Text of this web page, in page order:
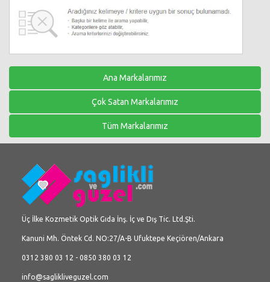
Ana Markalarımız
Çok Satan Markalarımız
Tüm Markalarımız
Üç İlke Kozmetik Optik Gıda İnş. İç ve Dış Tic. Ltd.Şti.
Kanuni Mh. Öntek Cd. NO:27/A-B Ufuktepe Keçiören/Ankara
0312 380 03 12 - 0850 380 03 12
info@saglikliveguzel.com